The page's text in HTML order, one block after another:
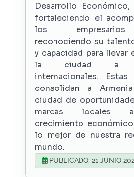
Desarrollo
fortaleciendo el
los
reconociendo su
y capacidad para llevar
la ciudad a
internacionales. Estas
consolidan a
ciudad de
marcas locales
crecimiento
lo mejor de nuestra
mundo.
PUBLICADO: 21 JUNIO